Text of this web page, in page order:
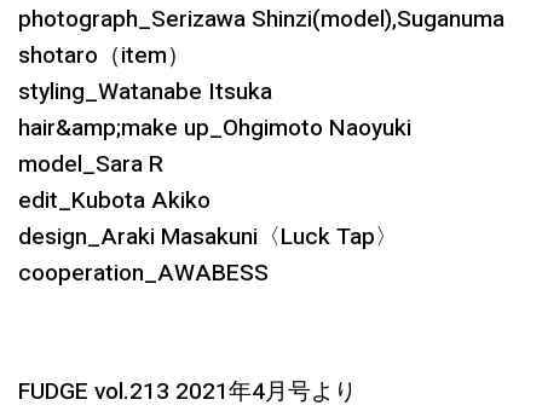
photograph_Serizawa Shinzi(model),Suganuma
shotaro（item）
styling_Watanabe Itsuka
hair&amp;make up_Ohgimoto Naoyuki
model_Sara R
edit_Kubota Akiko
design_Araki Masakuni〈Luck Tap〉
cooperation_AWABESS
FUDGE vol.213 2021年4月号より